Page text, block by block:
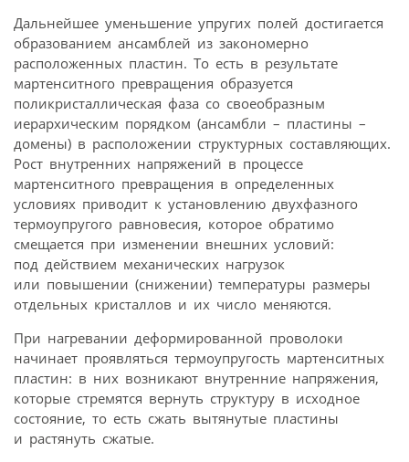
Дальнейшее уменьшение упругих полей достигается
образованием ансамблей из закономерно
расположенных пластин. То есть в результате
мартенситного превращения образуется
поликристаллическая фаза со своеобразным
иерархическим порядком (ансамбли – пластины –
домены) в расположении структурных составляющих.
Рост внутренних напряжений в процессе
мартенситного превращения в определенных
условиях приводит к установлению двухфазного
термоупругого равновесия, которое обратимо
смещается при изменении внешних условий:
под действием механических нагрузок
или повышении (снижении) температуры размеры
отдельных кристаллов и их число меняются.
При нагревании деформированной проволоки
начинает проявляться термоупругость мартенситных
пластин: в них возникают внутренние напряжения,
которые стремятся вернуть структуру в исходное
состояние, то есть сжать вытянутые пластины
и растянуть сжатые.